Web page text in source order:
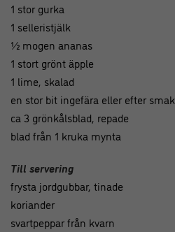
1 stor gurka
1 selleristjälk
½ mogen ananas
1 stort grönt äpple
1 lime, skalad
en stor bit ingefära eller efter smak
ca 3 grönkålsblad, repade
blad från 1 kruka mynta
Till servering
frysta jordgubbar, tinade
koriander
svartpeppar från kvarn